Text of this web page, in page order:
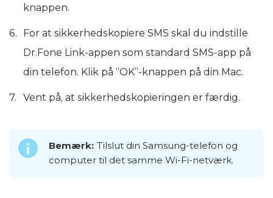
knappen.
For at sikkerhedskopiere SMS skal du indstille
Dr.Fone Link-appen som standard SMS-app på
din telefon. Klik på “OK”-knappen på din Mac.
Vent på, at sikkerhedskopieringen er færdig.
Bemærk: Tilslut din Samsung-telefon og
computer til det samme Wi-Fi-netværk.